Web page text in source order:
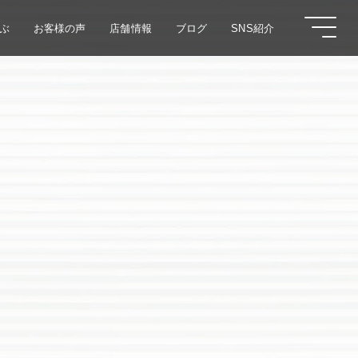
お客様の声 店舗情報 ブログ SNS紹介